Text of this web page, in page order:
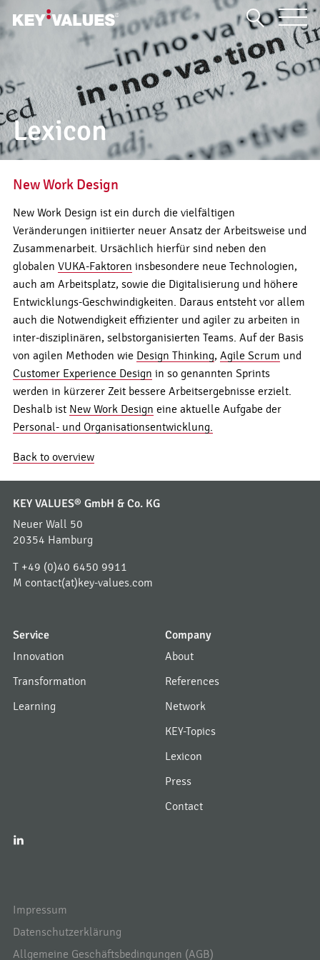
Lexicon
New Work Design
New Work Design ist ein durch die vielfältigen
Veränderungen initiierter neuer Ansatz der Arbeitsweise und
Zusammenarbeit. Ursächlich hierfür sind neben den
globalen VUKA-Faktoren insbesondere neue Technologien,
auch am Arbeitsplatz, sowie die Digitalisierung und höhere
Entwicklungs-Geschwindigkeiten. Daraus entsteht vor allem
auch die Notwendigkeit effizienter und agiler zu arbeiten in
inter-disziplinären, selbstorganisierten Teams. Auf der Basis
von agilen Methoden wie Design Thinking, Agile Scrum und
Customer Experience Design in so genannten Sprints
werden in kürzerer Zeit bessere Arbeitsergebnisse erzielt.
Deshalb ist New Work Design eine aktuelle Aufgabe der
Personal- und Organisationsentwicklung.
Back to overview
KEY VALUES® GmbH & Co. KG
Neuer Wall 50
20354 Hamburg
T +49 (0)40 6450 9911
M contact(at)key-values.com
Service
Innovation
Transformation
Learning
Company
About
References
Network
KEY-Topics
Lexicon
Press
Contact
I
Impressum
Datenschutzerklärung
Allgemeine Geschäftsbedingungen (AGB)